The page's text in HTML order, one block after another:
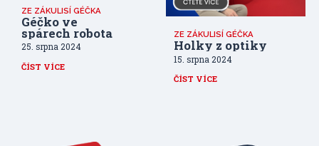
ZE ZÁKULISÍ GÉČKA
Géčko ve
spárech robota
25. srpna 2024
ČÍST VÍCE
ZE ZÁKULISÍ GÉČKA
Holky z optiky
15. srpna 2024
ČÍST VÍCE